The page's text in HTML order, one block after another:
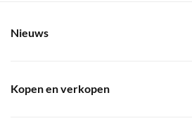
Nieuws
Kopen en verkopen